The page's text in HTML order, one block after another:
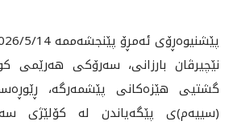
نێچیرڤان بارزانی، سەرۆکی هەرێمی
گشتيى هێزه‌كانى پێشمه‌رگه‌،
(سییەم)ی پێگەیاندن لە کۆلێژی